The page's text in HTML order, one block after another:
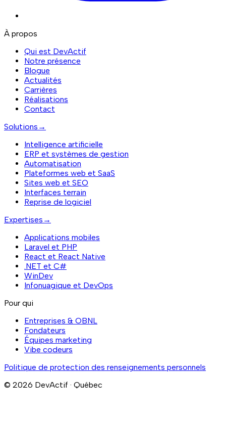
À propos
Qui est DevActif
Notre présence
Blogue
Actualités
Carrières
Réalisations
Contact
Solutions →
Intelligence artificielle
ERP et systèmes de gestion
Automatisation
Plateformes web et SaaS
Sites web et SEO
Interfaces terrain
Reprise de logiciel
Expertises →
Applications mobiles
Laravel et PHP
React et React Native
.NET et C#
WinDev
Infonuagique et DevOps
Pour qui
Entreprises & OBNL
Fondateurs
Équipes marketing
Vibe codeurs
Politique de protection des renseignements personnels
© 2026 DevActif · Québec